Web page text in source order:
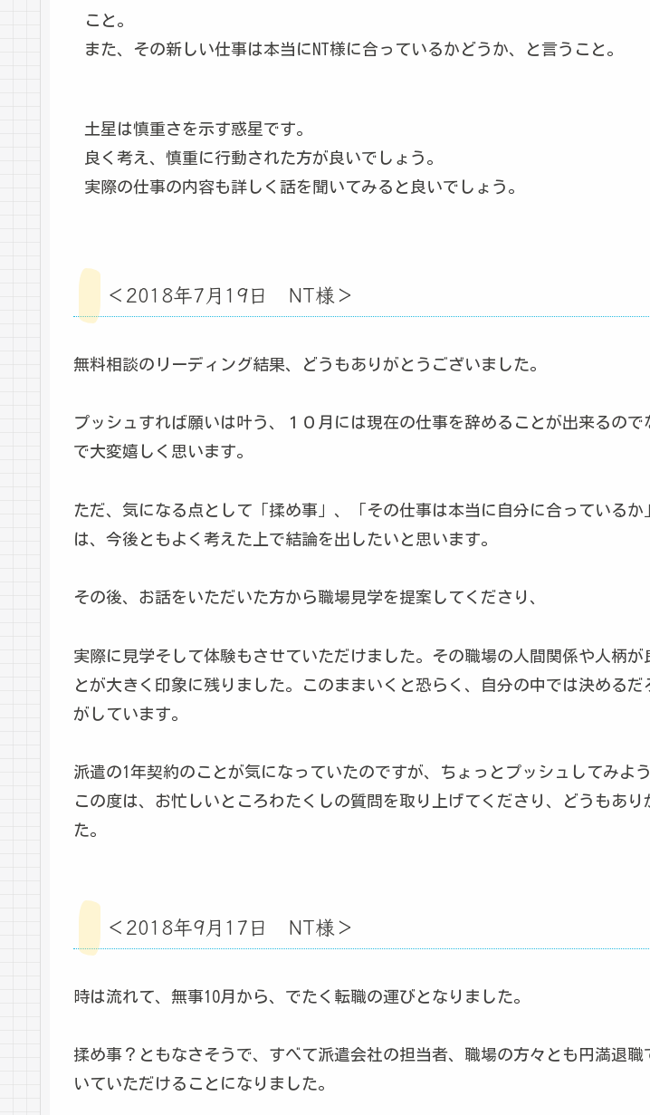
こと。
また、その新しい仕事は本当にNT様に合っているかどうか、と言うこと。
土星は慎重さを示す惑星です。
良く考え、慎重に行動された方が良いでしょう。
実際の仕事の内容も詳しく話を聞いてみると良いでしょう。
＜2018年7月19日 NT様＞
無料相談のリーディング結果、どうもありがとうございました。
プッシュすれば願いは叶う、１０月には現在の仕事を辞めることが出来るので
で大変嬉しく思います。
ただ、気になる点として「揉め事」、「その仕事は本当に自分に合っているか
は、今後ともよく考えた上で結論を出したいと思います。
その後、お話をいただいた方から職場見学を提案してくださり、
実際に見学そして体験もさせていただけました。その職場の人間関係や人柄が
とが大きく印象に残りました。このままいくと恐らく、自分の中では決めるだ
がしています。
派遣の1年契約のことが気になっていたのですが、ちょっとプッシュしてみよ
この度は、お忙しいところわたくしの質問を取り上げてくださり、どうもあり
た。
＜2018年9月17日 NT様＞
時は流れて、無事10月から、でたく転職の運びとなりました。
揉め事？ともなさそうで、すべて派遣会社の担当者、職場の方々とも円満退職
いていただけることになりました。